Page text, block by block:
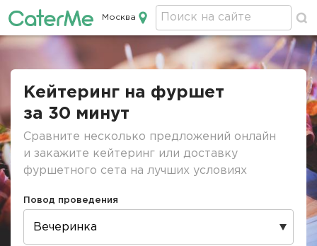
Кейтеринг в Москве
Москва
Кейтеринг на фуршет
за 30 минут
Сравните несколько предложений онлайн
и закажите кейтеринг или доставку
фуршетного сета на лучших условиях
Повод проведения